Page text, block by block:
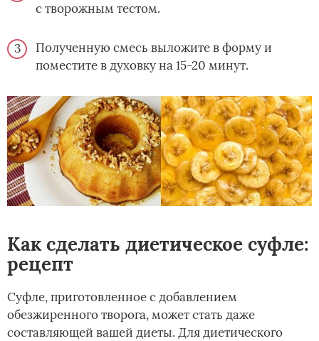
с творожным тестом.
Полученную смесь выложите в форму и
поместите в духовку на 15-20 минут.
Как сделать диетическое суфле:
рецепт
Суфле, приготовленное с добавлением
обезжиренного творога, может стать даже
составляющей вашей диеты. Для диетического